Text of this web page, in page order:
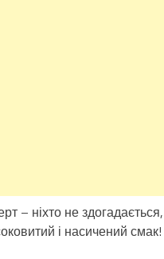
– ніхто не
і насичений смак!